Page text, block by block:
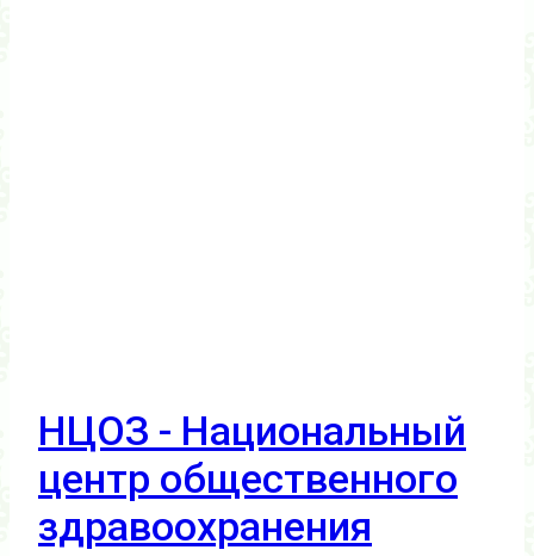
НЦОЗ - Национальный
центр общественного
здравоохранения